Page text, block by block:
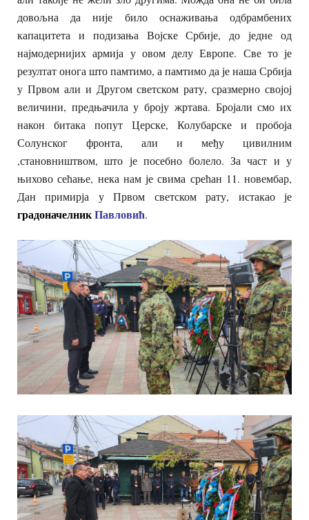
довољна да није било оснаживања одбрамбених
капацитета и подизања Војске Србије, до једне од
најмодернијих армија у овом делу Европе. Све то је
резултат онога што памтимо, а памтимо да је наша Србија
у Првом али и Другом светском рату, сразмерно својој
величини, предњачила у броју жртава. Бројали смо их
након битака попут Церске, Колубарске и пробоја
Солунског фронта, али и међу цивилним
,становништвом, што је посебно болело. За част и у
њихово сећање, нека нам је свима срећан 11. новембар,
Дан примирја у Првом светском рату, истакао је
градоначелникПавловић.